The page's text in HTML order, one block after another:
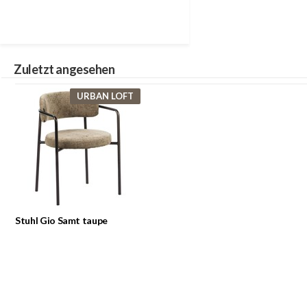
Zuletzt angesehen
Stuhl Gio Samt taupe
URBAN LOFT